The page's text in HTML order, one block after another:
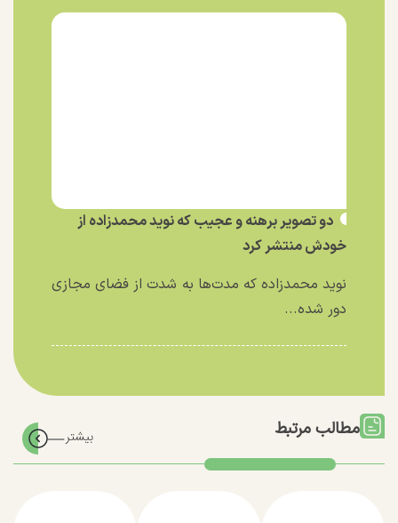
دو تصویر برهنه و عجیب که نوید محمدزاده از
خودش منتشر کرد
نوید محمدزاده که مدت‌ها به شدت از فضای مجازی
دور شده...
مطالب مرتبط